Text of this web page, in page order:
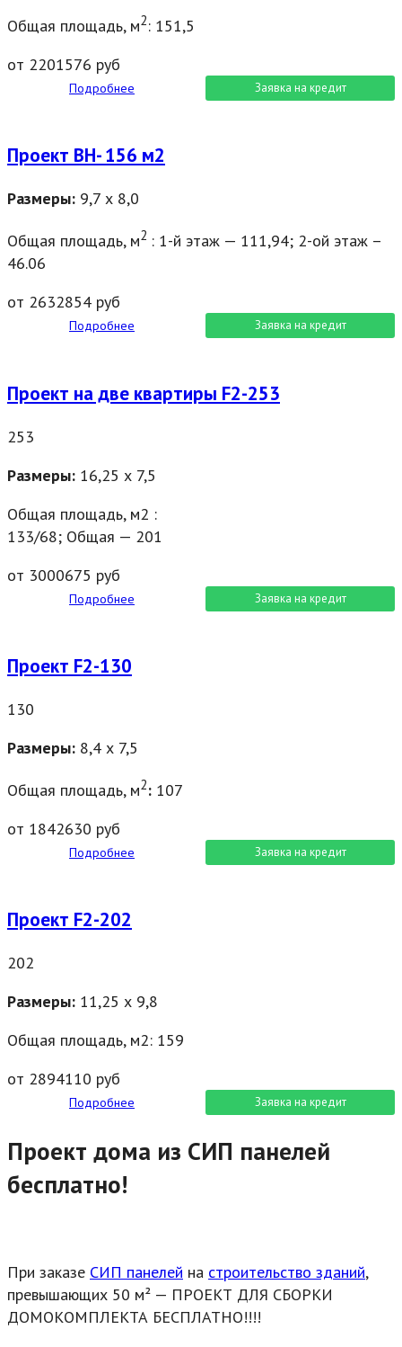
Общая площадь, м2: 151,5
от 2201576 руб
Подробнее Заявка на кредит
Проект ВН- 156 м2
Размеры: 9,7 х 8,0
Общая площадь, м2 : 1-й этаж — 111,94; 2-ой этаж –
46.06
от 2632854 руб
Подробнее Заявка на кредит
Проект на две квартиры F2-253
253
Размеры: 16,25 х 7,5
Общая площадь, м2 :
133/68; Общая — 201
от 3000675 руб
Подробнее Заявка на кредит
Проект F2-130
130
Размеры: 8,4 х 7,5
Общая площадь, м2: 107
от 1842630 руб
Подробнее Заявка на кредит
Проект F2-202
202
Размеры: 11,25 х 9,8
Общая площадь, м2: 159
от 2894110 руб
Подробнее Заявка на кредит
Проект дома из СИП панелей
бесплатно!
При заказе СИП панелей на строительство зданий,
превышающих 50 м² — ПРОЕКТ ДЛЯ СБОРКИ
ДОМОКОМПЛЕКТА БЕСПЛАТНО!!!!